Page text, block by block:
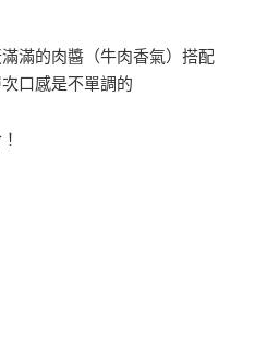
滿的肉醬（牛肉香氣）搭配
口感是不單調的